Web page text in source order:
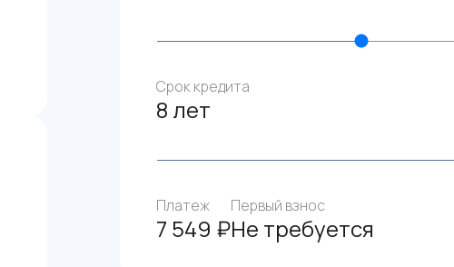
Срок кредита
8 лет
Платеж
7 549 ₽
Первый взнос
Не требуется